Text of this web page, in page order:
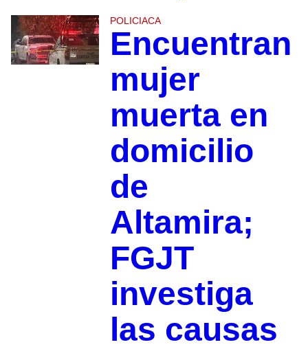
POLICIACA
Encuentran
mujer
muerta en
domicilio
de
Altamira;
FGJT
investiga
las causas